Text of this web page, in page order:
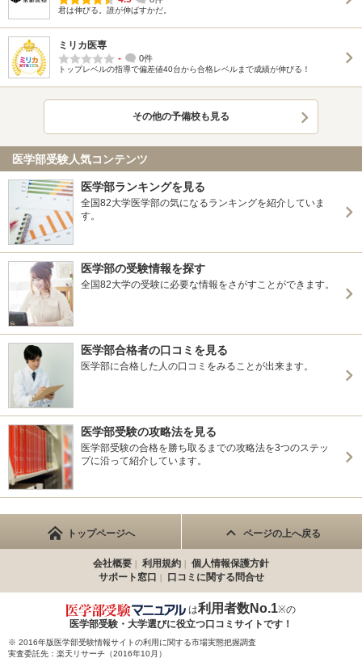
君は伸びる。誰が伸ばすかだ。
ミリカ医専
-
0件
トップレベルの指導で偏差値40台から合格レベルまで成績が伸びる！
その他の予備校も見る
医学部受験人気コンテンツ
医学部ランキングを見る
全国82大学医学部の気になるランキングを紹介していま
す。
医学部の受験情報を探す
全国82大学の受験に必要な情報をさがすことができます。
医学部合格者の口コミを見る
医学部に合格した人の口コミをみることが出来ます。
医学部受験の攻略法を見る
医学部受験の合格を勝ち取るまでの攻略法を3つのステッ
プに沿って紹介しています。
トップページへ ページの上へ戻る
会社概要 利用規約
個人情報保護方針
サポート窓口
口コミに関する問合せ
は利用者数No.1※の
医学部受験・大学選びに役立つ口コミサイトです！
※ 2016年版医学部受験情報サイトの利用に関する市場実態把握調査
実査委託先：楽天リサーチ（2016年10月）